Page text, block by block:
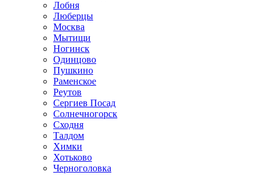
Лобня
Люберцы
Москва
Мытищи
Ногинск
Одинцово
Пушкино
Раменское
Реутов
Сергиев Посад
Солнечногорск
Сходня
Талдом
Химки
Хотьково
Черноголовка